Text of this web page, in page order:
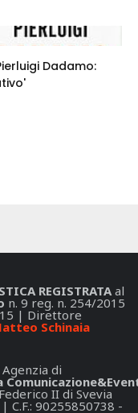
Dadamo:
REGISTRATAal
n. 9 reg. n. 254/2015
| Direttore
Schinaia
di
II di Svevia
C.F.: 90255850738 -